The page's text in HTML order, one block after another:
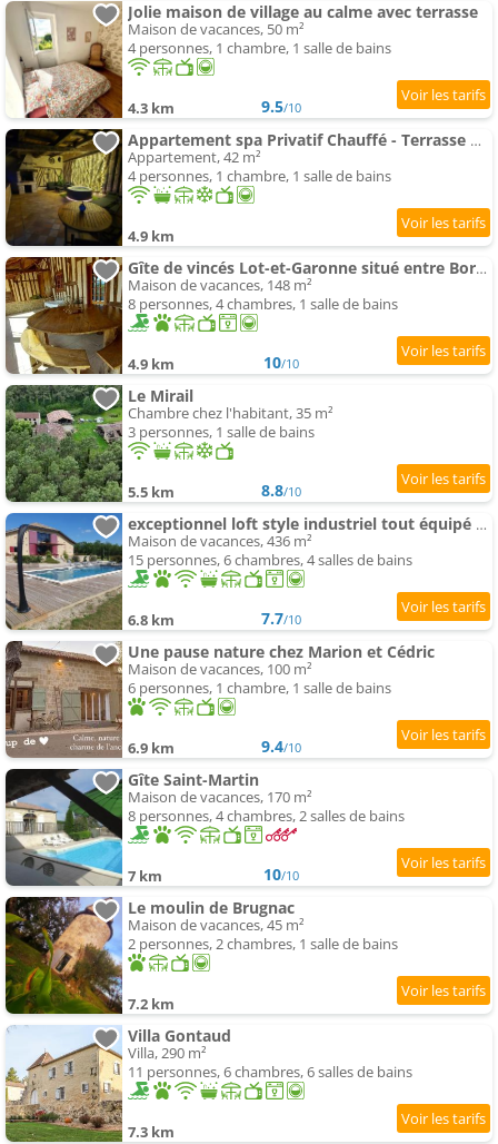
Jolie maison de village au calme avec terrasse
Maison de vacances, 50 m²
4 personnes, 1 chambre, 1 salle de bains
4.3 km 9.5/10
Appartement spa Privatif Chauffé - Terrasse & Clim
Appartement, 42 m²
4 personnes, 1 chambre, 1 salle de bains
4.9 km
Gîte de vincés Lot-et-Garonne situé entre Bordeaux et Toulouse rurale, Maison en campagne
Maison de vacances, 148 m²
8 personnes, 4 chambres, 1 salle de bains
4.9 km 10/10
Le Mirail
Chambre chez l'habitant, 35 m²
3 personnes, 1 salle de bains
5.5 km 8.8/10
exceptionnel loft style industriel tout équipé avec spa
Maison de vacances, 436 m²
15 personnes, 6 chambres, 4 salles de bains
6.8 km 7.7/10
Une pause nature chez Marion et Cédric
Maison de vacances, 100 m²
6 personnes, 1 chambre, 1 salle de bains
6.9 km 9.4/10
Gîte Saint-Martin
Maison de vacances, 170 m²
8 personnes, 4 chambres, 2 salles de bains
7 km 10/10
Le moulin de Brugnac
Maison de vacances, 45 m²
2 personnes, 2 chambres, 1 salle de bains
7.2 km
Villa Gontaud
Villa, 290 m²
11 personnes, 6 chambres, 6 salles de bains
7.3 km